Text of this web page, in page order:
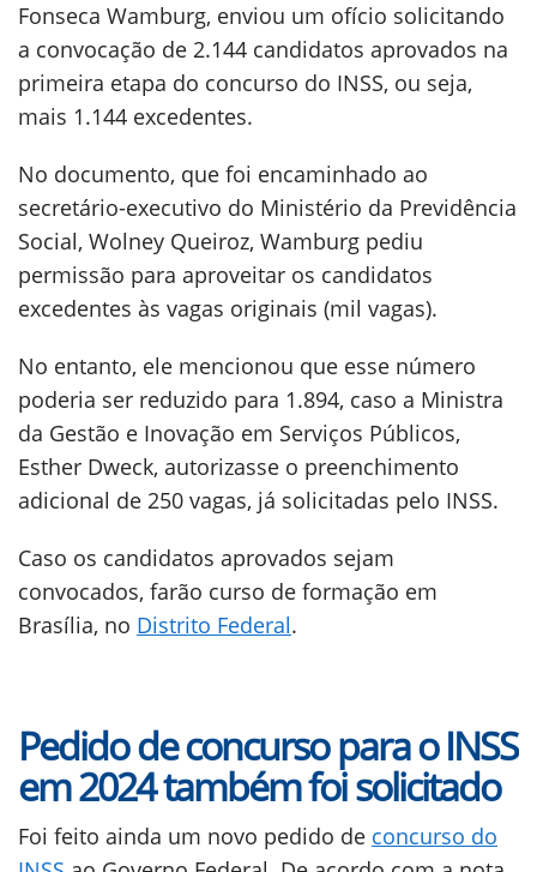
Fonseca Wamburg, enviou um ofício solicitando
a convocação de 2.144 candidatos aprovados na
primeira etapa do concurso do INSS, ou seja,
mais 1.144 excedentes.
No documento, que foi encaminhado ao
secretário-executivo do Ministério da Previdência
Social, Wolney Queiroz, Wamburg pediu
permissão para aproveitar os candidatos
excedentes às vagas originais (mil vagas).
No entanto, ele mencionou que esse número
poderia ser reduzido para 1.894, caso a Ministra
da Gestão e Inovação em Serviços Públicos,
Esther Dweck, autorizasse o preenchimento
adicional de 250 vagas, já solicitadas pelo INSS.
Caso os candidatos aprovados sejam
convocados, farão curso de formação em
Brasília, no Distrito Federal.
Pedido de concurso para o INSS
em 2024 também foi solicitado
Foi feito ainda um novo pedido de concurso do